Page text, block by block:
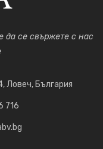
да се свържете с нас
Ловеч, България
716